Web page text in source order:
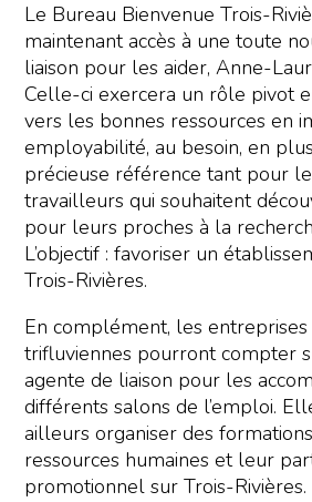
Le Bureau Bienvenue Trois-
maintenant accès à une toute
liaison pour les aider, Anne-
Celle-ci exercera un rôle pivot
vers les bonnes ressources en
employabilité, au besoin, en
précieuse référence tant pour
travailleurs qui souhaitent
pour leurs proches à la
L’objectif : favoriser un
Trois-Rivières.
En complément, les entreprises
trifluviennes pourront compter
agente de liaison pour les
différents salons de l’emploi.
ailleurs organiser des
ressources humaines et leur
promotionnel sur Trois-Rivières.